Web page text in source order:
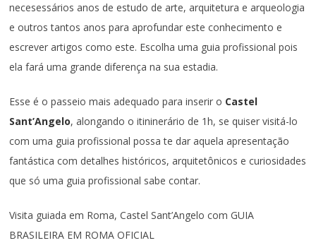
necesessários anos de estudo de arte, arquitetura e arqueologia
e outros tantos anos para aprofundar este conhecimento e
escrever artigos como este. Escolha uma guia profissional pois
ela fará uma grande diferença na sua estadia.
Esse é o passeio mais adequado para inserir o Castel
Sant’Angelo, alongando o itininerário de 1h, se quiser visitá-lo
com uma guia profissional possa te dar aquela apresentação
fantástica com detalhes históricos, arquitetônicos e curiosidades
que só uma guia profissional sabe contar.
Visita guiada em Roma, Castel Sant’Angelo com GUIA
BRASILEIRA EM ROMA OFICIAL